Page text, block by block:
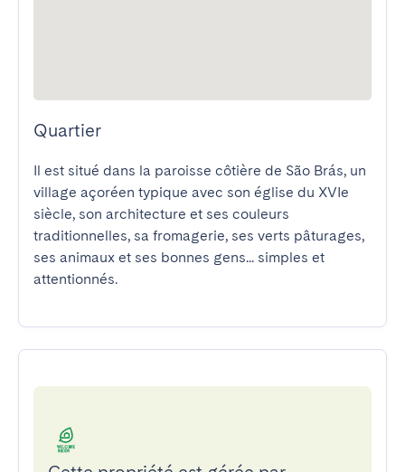
Quartier
Il est situé dans la paroisse côtière de São Brás, un
village açoréen typique avec son église du XVIe
siècle, son architecture et ses couleurs
traditionnelles, sa fromagerie, ses verts pâturages,
ses animaux et ses bonnes gens... simples et
attentionnés.